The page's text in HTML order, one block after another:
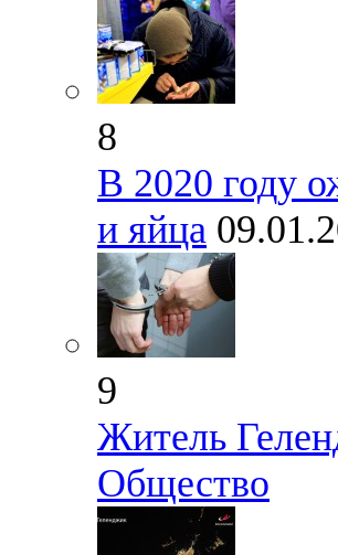
8
В 2020 году
и яйца
9
Житель
Общество